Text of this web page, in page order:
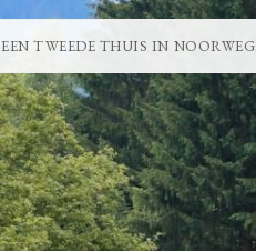
EEN TWEEDE THUIS IN